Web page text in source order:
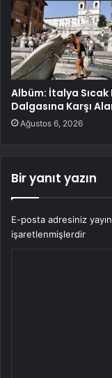
Albüm: İtalya Sıcak
Dalgasına Karşı
Ağustos 6, 2026
Bir yanıt yazın
E-posta adresiniz
işaretlenmişlerdir